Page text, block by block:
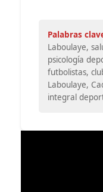
Palabras
Laboulaye,
psicología
futbolistas,
Laboulaye,
integral